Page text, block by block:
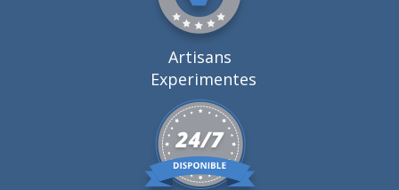
Artisans
Experimentes